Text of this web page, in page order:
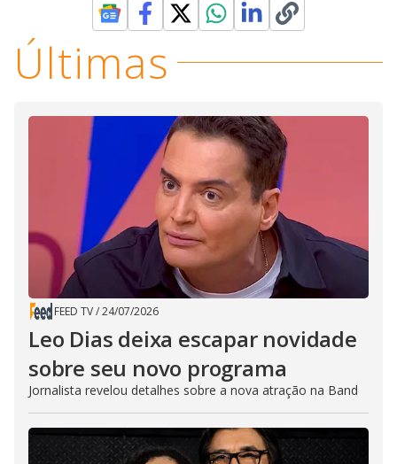
Últimas
FEED TV/24/07/2026
Leo Dias deixa escapar novidade
sobre seu novo programa
Jornalista revelou detalhes sobre a nova atração na Band